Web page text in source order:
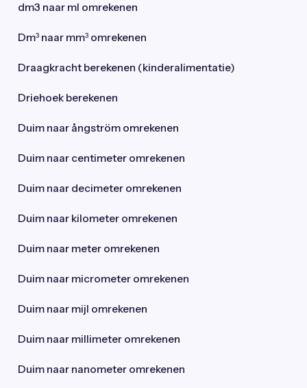
dm3 naar ml omrekenen
Dm³ naar mm³ omrekenen
Draagkracht berekenen (kinderalimentatie)
Driehoek berekenen
Duim naar ångström omrekenen
Duim naar centimeter omrekenen
Duim naar decimeter omrekenen
Duim naar kilometer omrekenen
Duim naar meter omrekenen
Duim naar micrometer omrekenen
Duim naar mijl omrekenen
Duim naar millimeter omrekenen
Duim naar nanometer omrekenen